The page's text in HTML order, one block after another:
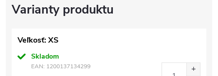
Veľkosť: XS
Skladom
EAN: 1200137134299